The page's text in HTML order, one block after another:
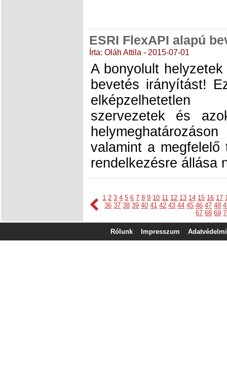
ESRI FlexAPI alapú
Írta: Oláh Attila - 2015-07-01
A bonyolult
bevetés irányítást!
szervezetek és
valamint a megfelelő
rendelkezésre állása
1 2 3 4 5 6 7 8 9 10 11 12 13 14 15 16 17
36 37 38 39 40 41 42 43 44 45 46 47 48
67 68 69
Rólunk Impresszum